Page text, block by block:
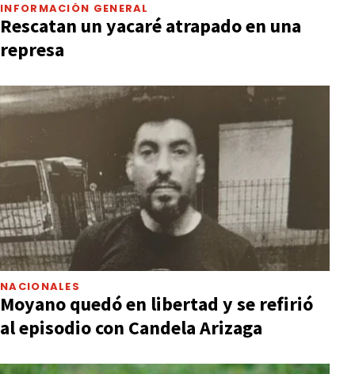
INFORMACIÓN GENERAL
Rescatan un yacaré atrapado en una
represa
NACIONALES
Moyano quedó en libertad y se refirió
al episodio con Candela Arizaga